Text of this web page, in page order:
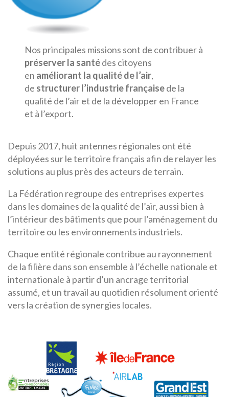
Nos principales missions sont de contribuer à
préserver la santédes citoyens
en améliorant la qualité de l’air,
de structurer l’industrie françaisede la
qualité de l’air et de la développer en France
et à l’export.
Depuis 2017, huit antennes régionales ont été
déployées sur le territoire français afin de relayer les
solutions au plus près des acteurs de terrain.
La Fédération regroupe des entreprises expertes
dans les domaines de la qualité de l’air, aussi bien à
l’intérieur des bâtiments que pour l’aménagement du
territoire ou les environnements industriels.
Chaque entité régionale contribue au rayonnement
de la filière dans son ensemble à l’échelle nationale et
internationale à partir d’un ancrage territorial
assumé, et un travail au quotidien résolument orienté
vers la création de synergies locales.